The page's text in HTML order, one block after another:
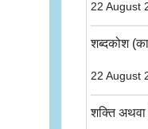
22 August
शब्दकोश
22 August
शक्ति अथवा